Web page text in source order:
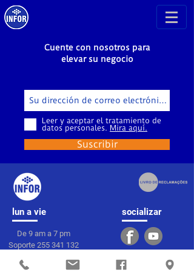
Cuente con nosotros para
elevar su negocio
Leer y aceptar el tratamiento de
datos personales. Mira aquí.
Suscribir
lun a vie socializar
De 9 am a 7 pm
Soporte 255 341 132